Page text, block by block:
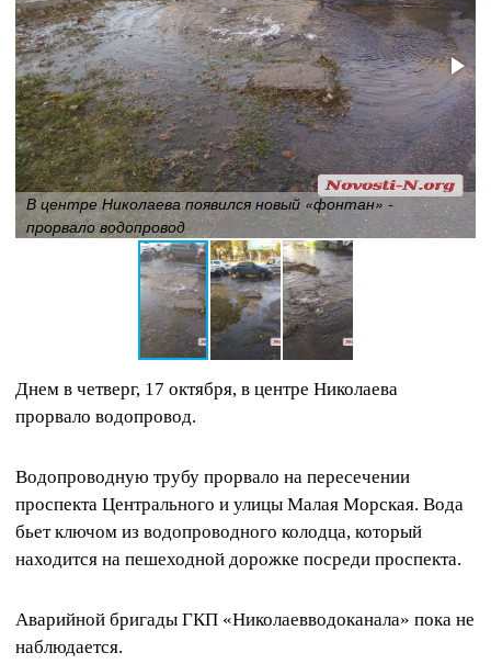
В центре Николаева появился новый «фонтан» -
прорвало водопровод
Днем в четверг, 17 октября, в центре Николаева
прорвало водопровод.
Водопроводную трубу прорвало на пересечении
проспекта Центрального и улицы Малая Морская. Вода
бьет ключом из водопроводного колодца, который
находится на пешеходной дорожке посреди проспекта.
Аварийной бригады ГКП «Николаевводоканала» пока не
наблюдается.